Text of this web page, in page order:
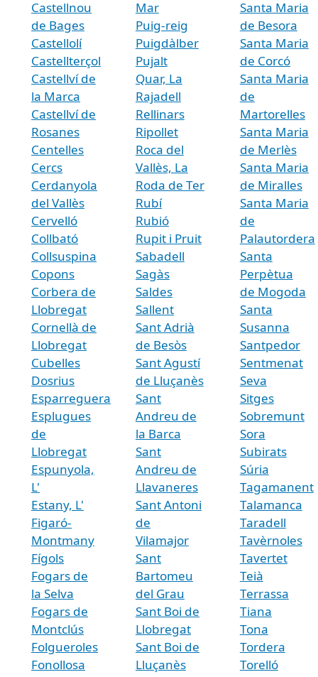
Castellnou
de Bages
Castellolí
Castellterçol
Castellví de
la Marca
Castellví de
Rosanes
Centelles
Cercs
Cerdanyola
del Vallès
Cervelló
Collbató
Collsuspina
Copons
Corbera de
Llobregat
Cornellà de
Llobregat
Cubelles
Dosrius
Esparreguera
Esplugues
de
Llobregat
Espunyola,
L'
Estany, L'
Figaró-
Montmany
Fígols
Fogars de
la Selva
Fogars de
Montclús
Folgueroles
Fonollosa
Mar
Puig-reig
Puigdàlber
Pujalt
Quar, La
Rajadell
Rellinars
Ripollet
Roca del
Vallès, La
Roda de Ter
Rubí
Rubió
Rupit i Pruit
Sabadell
Sagàs
Saldes
Sallent
Sant Adrià
de Besòs
Sant Agustí
de Lluçanès
Sant
Andreu de
la Barca
Sant
Andreu de
Llavaneres
Sant Antoni
de
Vilamajor
Sant
Bartomeu
del Grau
Sant Boi de
Llobregat
Sant Boi de
Lluçanès
Santa Maria
de Besora
Santa Maria
de Corcó
Santa Maria
de
Martorelles
Santa Maria
de Merlès
Santa Maria
de Miralles
Santa Maria
de
Palautordera
Santa
Perpètua
de Mogoda
Santa
Susanna
Santpedor
Sentmenat
Seva
Sitges
Sobremunt
Sora
Subirats
Súria
Tagamanent
Talamanca
Taradell
Tavèrnoles
Tavertet
Teià
Terrassa
Tiana
Tona
Tordera
Torelló